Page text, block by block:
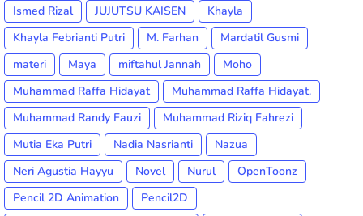
Ismed Rizal
JUJUTSU KAISEN
Khayla
Khayla Febrianti Putri
M. Farhan
Mardatil Gusmi
materi
Maya miftahul Jannah
Moho
Muhammad Raffa Hidayat
Muhammad Raffa Hidayat.
Muhammad Randy Fauzi
Muhammad Riziq Fahrezi
Mutia Eka Putri
Nadia Nasrianti
Nazua
Neri Agustia Hayyu
Novel Nurul
OpenToonz
Pencil 2D Animation
Pencil2D